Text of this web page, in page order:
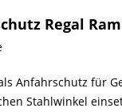
Regal
Anfahrschutz für
Stahlwinkel